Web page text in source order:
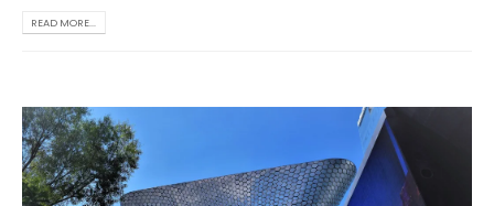
READ MORE...